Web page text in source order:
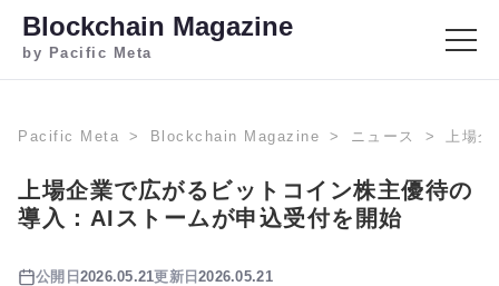
Blockchain Magazine
by Pacific Meta
Pacific Meta Blockchain Magazine ニュース 上場
上場企業で広がるビットコイン株主優待の
導入：AIストームが申込受付を開始
公開日 2026.05.21更新日2026.05.21